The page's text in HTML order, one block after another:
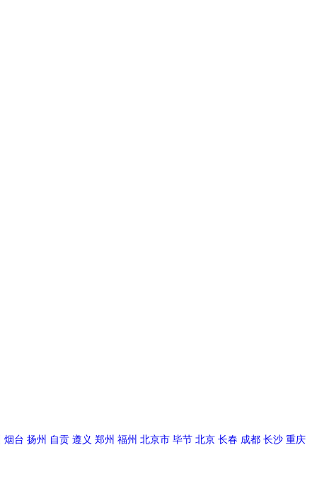
烟台 扬州 自贡 遵义 郑州 福州 北京市 毕节 北京 长春 成都 长沙 重庆